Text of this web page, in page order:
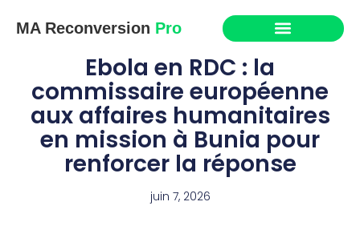
MA Reconversion Pro
Ebola en RDC : la
commissaire européenne
aux affaires humanitaires
en mission à Bunia pour
renforcer la réponse
juin 7, 2026